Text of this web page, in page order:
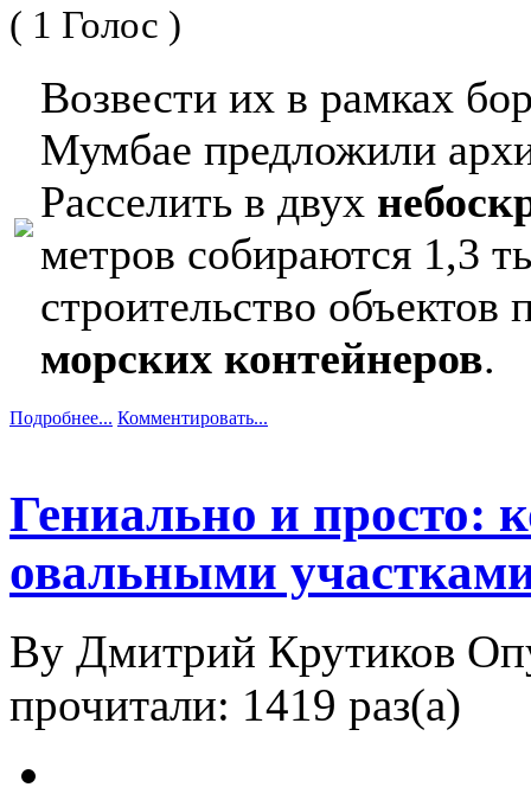
( 1 Голос )
Возвести их в рамках
Мумбае предложили
Расселить в двух
метров собираются 1,3
строительство объектов
морских контейнеров.
Подробнее... Комментировать...
Гениально и просто:
овальными
By Дмитрий Крутиков
прочитали: 1419 раз(а)